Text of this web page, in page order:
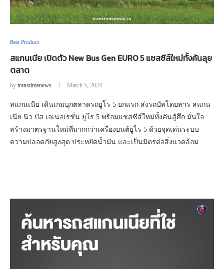
Best Product
สแกนเนีย เปิดตัว New Bus Gen EURO 5 แชสซีส์ใหม่ทั้งคันลุย
ตลาด
by transtimenews March 5, 2024
สแกนเนีย เดินเกมบุกตลาดรถยูโร 5 ยกแรก ส่งรถบัสโดยสาร สแกน
เนีย นิว บัส เจเนอเรชั่น ยูโร 5 พร้อมแชสซีส์ใหม่ทั้งคันสู้ศึก มั่นใจ
สร้างมาตรฐานใหม่ที่มากกว่าเครื่องยนต์ยูโร 5 ด้วยจุดเด่นระบบ
ความปลอดภัยสูงสุด ประหยัดน้ำมัน และเป็นมิตรต่อสิ่งแวดล้อม